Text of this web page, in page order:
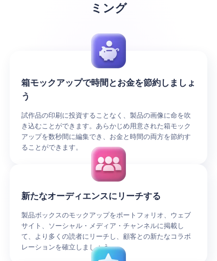
ミング
箱モックアップで時間とお金を節約しましょ
う
試作品の印刷に投資することなく、製品の画像に命を吹
き込むことができます。あらかじめ用意された箱モック
アップを数秒間に編集でき、お金と時間の両方を節約す
ることができます。
新たなオーディエンスにリーチする
製品ボックスのモックアップをポートフォリオ、ウェブ
サイト、ソーシャル・メディア・チャンネルに掲載し
て、より多くの読者にリーチし、顧客との新たなコラボ
レーションを確立しましょう。